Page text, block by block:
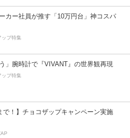
ーカー社員が推す「10万円台」神コスパ
ップ特集
」腕時計で『VIVANT』の世界観再現
ップ特集
で！】チョコザップキャンペーン実施